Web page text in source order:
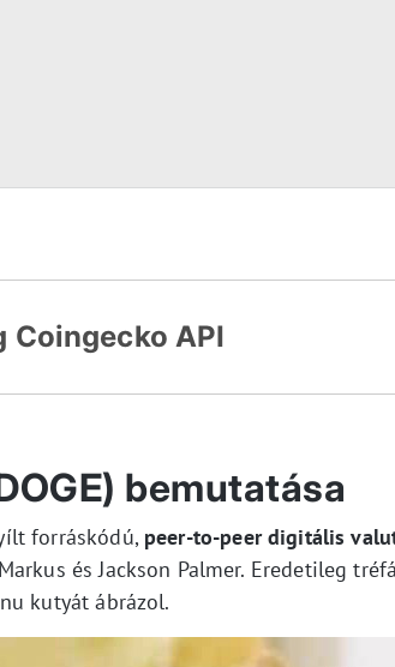
bemutatása
forráskódú, peer-to-peer digitális
és Jackson Palmer. Eredetileg
kutyát ábrázol.